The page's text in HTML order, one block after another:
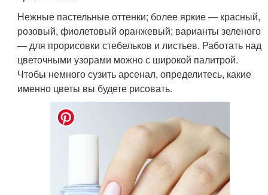
Нежные пастельные оттенки; более яркие — красный,
розовый, фиолетовый оранжевый; варианты зеленого
— для прорисовки стебельков и листьев. Работать над
цветочными узорами можно с широкой палитрой.
Чтобы немного сузить арсенал, определитесь, какие
именно цветы вы будете рисовать.